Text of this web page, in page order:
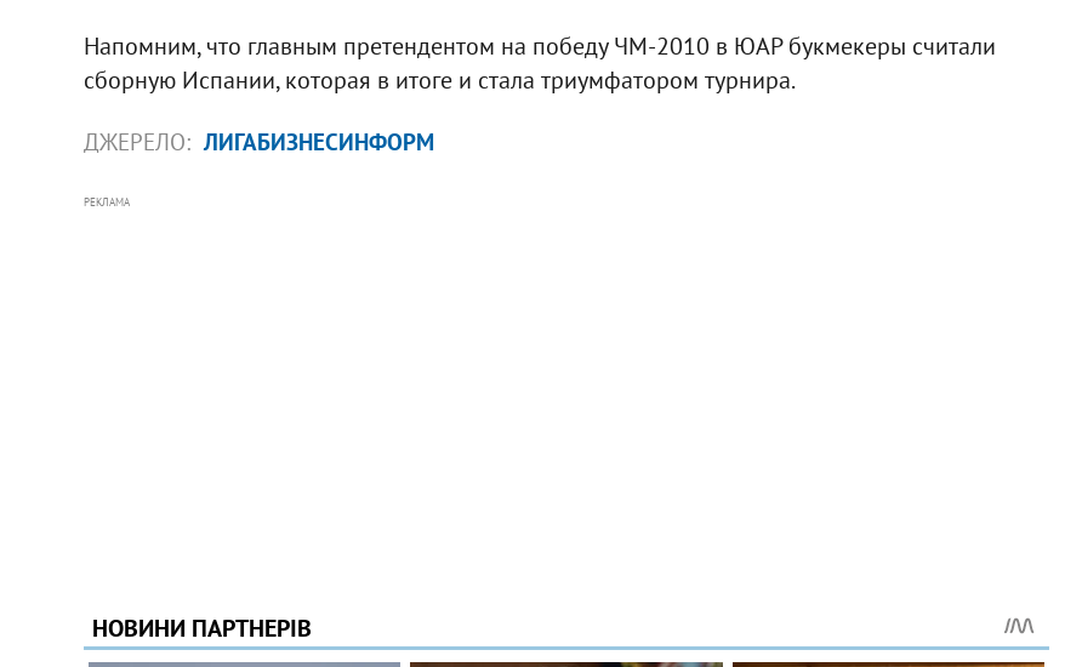
Напомним, что главным претендентом на победу ЧМ-2010 в ЮАР букмекеры считали
сборную Испании, которая в итоге и стала триумфатором турнира.
ДЖЕРЕЛО: ЛИГАБИЗНЕСИНФОРМ
РЕКЛАМА